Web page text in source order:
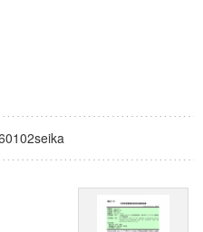
告書
プログラム「超成熟社会発展のサ